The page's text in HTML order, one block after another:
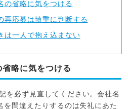
の省略に気をつける
再応募は慎重に判断する
は一人で抱え込まない
略に気をつける
を必ず見直してください。会社名
を間違えたりするのは失礼にあた